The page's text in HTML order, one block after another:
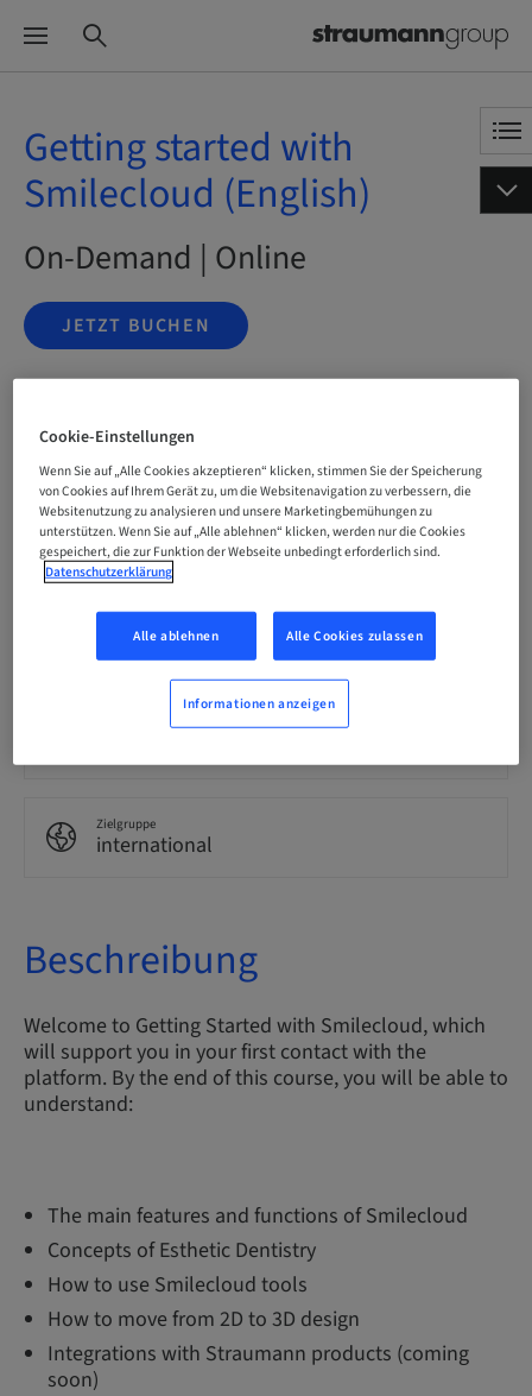
Getting started with
Smilecloud (English)
On-Demand | Online
JETZT BUCHEN
Status
buchbar
Sprache
Englisch
0.00 Punkte
Bereitstellungsmethode
Zielgruppe
international
Beschreibung
Welcome to Getting Started with Smilecloud, which
will support you in your first contact with the
platform. By the end of this course, you will be able to
understand:
The main features and functions of Smilecloud
Concepts of Esthetic Dentistry
How to use Smilecloud tools
How to move from 2D to 3D design
Integrations with Straumann products (coming
soon)
Cookie-Einstellungen
Wenn Sie auf „Alle Cookies akzeptieren“ klicken, stimmen Sie der Speicherung
von Cookies auf Ihrem Gerät zu, um die Websitenavigation zu verbessern, die
Websitenutzung zu analysieren und unsere Marketingbemühungen zu
unterstützen. Wenn Sie auf „Alle ablehnen“ klicken, werden nur die Cookies
gespeichert, die zur Funktion der Webseite unbedingt erforderlich sind.
Datenschutzerklärung
Alle ablehnen Alle Cookies zulassen
Informationen anzeigen